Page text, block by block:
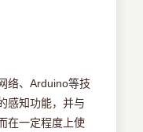
络、Arduino等技
感知功能，并与
在一定程度上使